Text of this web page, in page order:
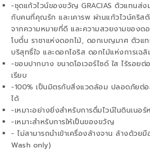
-ชุดแก้วไวน์ของขวัญ GRACIAS ตัวแทนส่
กับคนที่คุณรัก และเคารพ ผ่านแก้วไวน์คริส
จากความหมายที่ดี และความสวยงามของด
โบตั๋น ราชาแห่งดอกไม้, ดอกเบญมาศ ตัวแ
บริสุทธิ์ใจ และดอกไอริส ดอกไม้แห่งการเฉ
-ขอบปากบาง ขนาดโอเวอร์ไซด์ ใส ไร้รอย
เรียบ
-100% เป็นมิตรกับสิ่งแวดล้อม ปลอดภัยต่อ
ได้
-เหมาะอย่างยิ่งสำหรับการดื่มไวน์ในดินเนอร์
-เหมาะสำหรับการให้เป็นของขวัญ
- ไม่สามารถนำเข้าเครื่องล้างจาน ล้างด้วย
Wash only)